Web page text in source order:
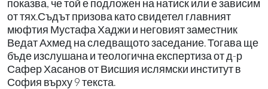
показва, че той е подложен на натиск или е зависим
от тях.Съдът призова като свидетел главният
мюфтия Мустафа Хаджи и неговият заместник
Ведат Ахмед на следващото заседание. Тогава ще
бъде изслушана и теологична експертиза от д-р
Сафер Хасанов от Висшия ислямски институт в
София върху 9 текста.